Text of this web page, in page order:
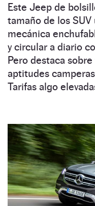
Este Jeep de
tamaño de los SUV
mecánica
y circular a diario
Pero destaca
aptitudes
Tarifas algo